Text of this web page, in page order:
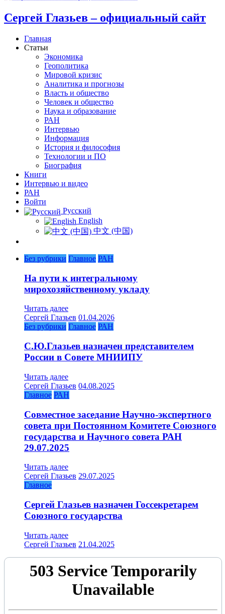
Сергей Глазьев – официальный сайт
Главная
Статьи
Экономика
Геополитика
Мировой кризис
Аналитика и прогнозы
Власть и общество
Человек и общество
Наука и образование
РАН
Интервью
Информация
История и философия
Технологии и ПО
Биография
Книги
Интервью и видео
РАН
Войти
Русский
English
中文 (中国)
Без рубрики Главное РАН
На пути к интегральному
мирохозяйственному укладу
Читать далее
Сергей Глазьев 01.04.2026
Без рубрики Главное РАН
С.Ю.Глазьев назначен представителем
России в Совете МНИИПУ
Читать далее
Сергей Глазьев 04.08.2025
Главное РАН
Совместное заседание Научно-экспертного
совета при Постоянном Комитете Союзного
государства и Научного совета РАН
29.07.2025
Читать далее
Сергей Глазьев 29.07.2025
Главное
Сергей Глазьев назначен Госсекретарем
Союзного государства
Читать далее
Сергей Глазьев 21.04.2025